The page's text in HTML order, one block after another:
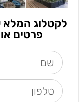
לקטלוג המלא
פרטים או חייגו: